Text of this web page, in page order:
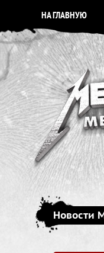
НА ГЛАВНУЮ
Новости